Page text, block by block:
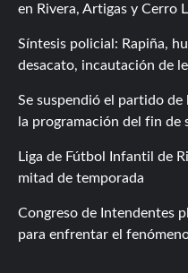
en Rivera, Artigas y Cerro
Síntesis policial: Rapiña,
desacato, incautación de
Se suspendió el partido
la programación del fin de
Liga de Fútbol Infantil de
mitad de temporada
Congreso de Intendentes
para enfrentar el